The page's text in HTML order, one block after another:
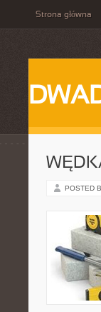
Strona główna
POSTED